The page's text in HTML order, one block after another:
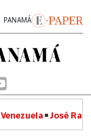
Venezuela José